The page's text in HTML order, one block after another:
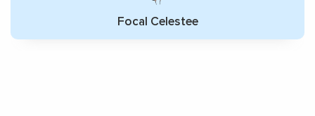
Focal Celestee